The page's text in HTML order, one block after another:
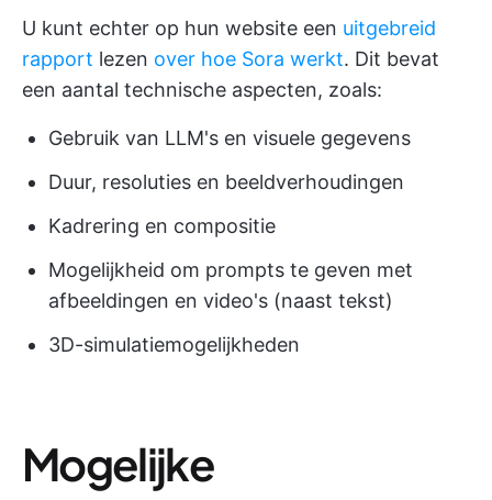
U kunt echter op hun website een uitgebreid
rapport lezen over hoe Sora werkt. Dit bevat
een aantal technische aspecten, zoals:
Gebruik van LLM's en visuele gegevens
Duur, resoluties en beeldverhoudingen
Kadrering en compositie
Mogelijkheid om prompts te geven met
afbeeldingen en video's (naast tekst)
3D-simulatiemogelijkheden
Mogelijke